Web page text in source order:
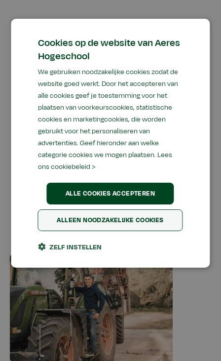
“Doordat ik nu veel
meer kennis heb dan
voorheen, voel ik me
een stuk beter
voorbereid op de
toekomst op het
bedrijf.”
Xam Hage, Alumnus Tuin- en Akkerbouw en
Ondernemerschap
Cookies op de website van Aeres
Hogeschool
We gebruiken noodzakelijke cookies zodat de
website goed werkt. Door het accepteren van
alle cookies geef je toestemming voor het
plaatsen van voorkeurscookies, statistische
cookies en marketingcookies, die worden
gebruikt voor het personaliseren van
advertenties. Geef hieronder aan welke
categorie cookies we mogen plaatsen. Lees
ons cookiebeleid >
ALLE COOKIES ACCEPTEREN
ALLEEN NOODZAKELIJKE COOKIES
ZELF INSTELLEN